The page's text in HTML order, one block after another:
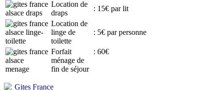
Location de
draps
: 15€ par lit
Location de
linge de
toilette
: 5€ par personne
Forfait
ménage de
fin de séjour
: 60€